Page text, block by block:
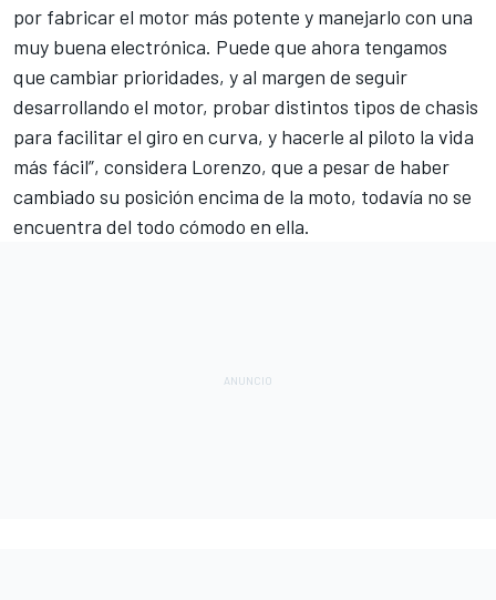
por fabricar el motor más potente y manejarlo con una
muy buena electrónica. Puede que ahora tengamos
que cambiar prioridades, y al margen de seguir
desarrollando el motor, probar distintos tipos de chasis
para facilitar el giro en curva, y hacerle al piloto la vida
más fácil”, considera Lorenzo, que a pesar de haber
cambiado su posición encima de la moto, todavía no se
encuentra del todo cómodo en ella.